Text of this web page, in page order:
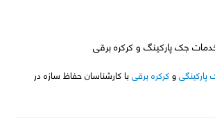
جک پارکینگ و کرکره برقی
وکرکره برقی با کارشناسان حفاظ سازه در